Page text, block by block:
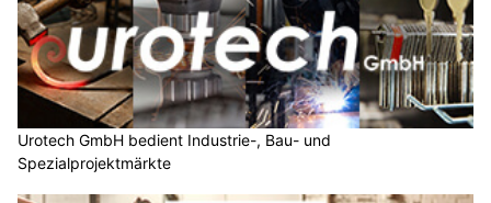
Urotech GmbH bedient Industrie-, Bau- und
Spezialprojektmärkte